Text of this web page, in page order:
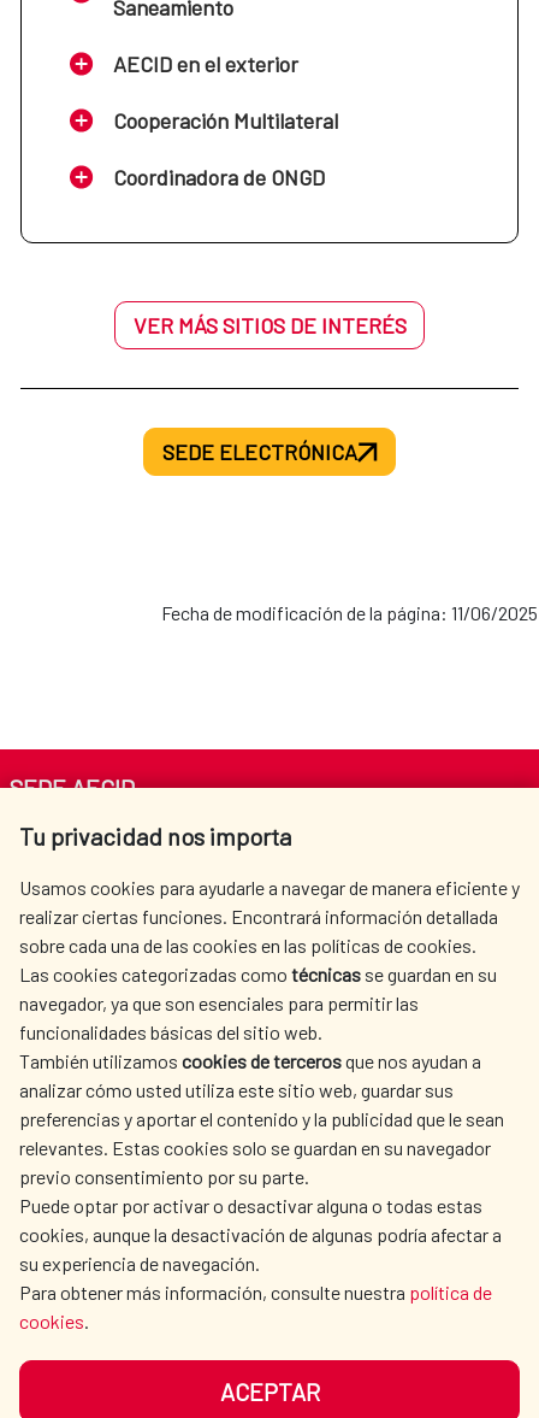
Saneamiento
AECID en el exterior
Cooperación Multilateral
Coordinadora de ONGD
VER MÁS SITIOS DE INTERÉS
SEDE ELECTRÓNICA
Fecha de modificación de la página: 11/06/2025
Tu privacidad nos importa
Usamos cookies para ayudarle a navegar de manera eficiente y
realizar ciertas funciones. Encontrará información detallada
sobre cada una de las cookies en las políticas de cookies.
Las cookies categorizadas como técnicas se guardan en su
navegador, ya que son esenciales para permitir las
funcionalidades básicas del sitio web.
También utilizamos cookies de tercerosque nos ayudan a
analizar cómo usted utiliza este sitio web, guardar sus
preferencias y aportar el contenido y la publicidad que le sean
relevantes. Estas cookies solo se guardan en su navegador
previo consentimiento por su parte.
Puede optar por activar o desactivar alguna o todas estas
cookies, aunque la desactivación de algunas podría afectar a
su experiencia de navegación.
Para obtener más información, consulte nuestra política de
cookies.
ACEPTAR
SEDE AECID
Av. Reyes Católicos 4 - 28040 Madrid
centro.informacion@aecid.es
LA AECID
DÓNDE COOPERAMOS
ACCIÓN HUMANITARIA
SALA DE PRENSA
CULTURA Y CIENCIA
BIBLIOTECA
NUESTRAS REDES SOCIALES
PROTECCIÓN DE DATOS